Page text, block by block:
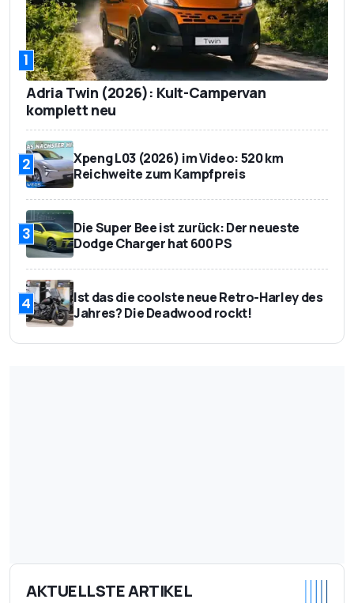
1
Adria Twin (2026): Kult-Campervan
komplett neu
2
Xpeng L03 (2026) im Video: 520 km
Reichweite zum Kampfpreis
3
Die Super Bee ist zurück: Der neueste
Dodge Charger hat 600 PS
4
Ist das die coolste neue Retro-Harley des
Jahres? Die Deadwood rockt!
AKTUELLSTE ARTIKEL